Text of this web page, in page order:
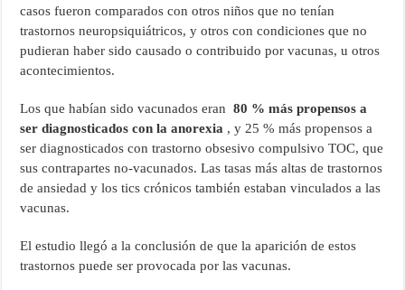
casos fueron comparados con otros niños que no tenían
trastornos neuropsiquiátricos, y otros con condiciones que no
pudieran haber sido causado o contribuido por vacunas, u otros
acontecimientos.
Los que habían sido vacunados eran80 % más propensos a
ser diagnosticados con la anorexia , y 25 % más propensos a
ser diagnosticados con trastorno obsesivo compulsivo TOC, que
sus contrapartes no-vacunados. Las tasas más altas de trastornos
de ansiedad y los tics crónicos también estaban vinculados a las
vacunas.
El estudio llegó a la conclusión de que la aparición de estos
trastornos puede ser provocada por las vacunas.